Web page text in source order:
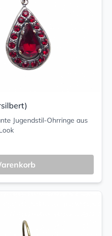
Jugendstil-Ohrringe aus